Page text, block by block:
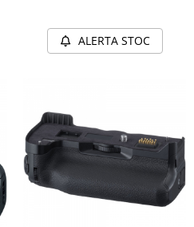
ALERTA STOC